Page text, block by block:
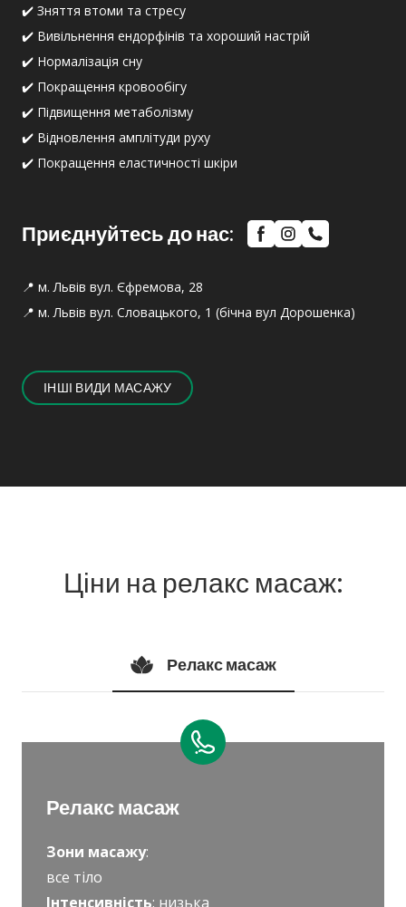
✔️ Зняття втоми та стресу
✔️ Вивільнення ендорфінів та хороший настрій
✔️ Нормалізація сну
✔️ Покращення кровообігу
✔️ Підвищення метаболізму
✔️ Відновлення амплітуди руху
✔️ Покращення еластичності шкіри
Приєднуйтесь до нас:
📍 м. Львів вул. Єфремова, 28
📍 м. Львів вул. Словацького, 1 (бічна вул Дорошенка)
ІНШІ ВИДИ МАСАЖУ
Ціни на релакс масаж:
Релакс масаж
Релакс масаж
Зони масажу:
все тіло
Інтенсивність: низька